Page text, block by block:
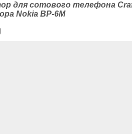
для сотового телефона
Nokia BP-6M